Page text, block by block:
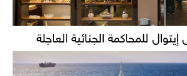
للمحاكمة الجنائية العاجلة